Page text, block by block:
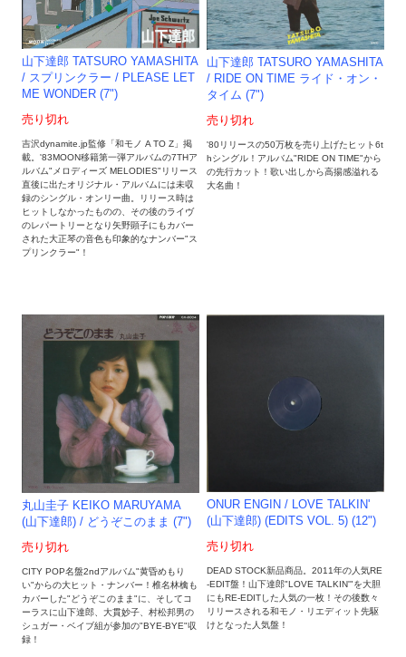
山下達郎 TATSURO YAMASHITA
/ スプリンクラー / PLEASE LET
ME WONDER (7")
売り切れ
吉沢dynamite.jp監修「和モノ A TO Z」掲
載。'83MOON移籍第一弾アルバムの7THア
ルバム"メロディーズ MELODIES"リリース
直後に出たオリジナル・アルバムには未収
録のシングル・オンリー曲。リリース時は
ヒットしなかったものの、その後のライヴ
のレパートリーとなり矢野顕子にもカバー
された大正琴の音色も印象的なナンバー"ス
プリンクラー"！
山下達郎 TATSURO YAMASHITA
/ RIDE ON TIME ライド・オン・
タイム (7")
売り切れ
'80リリースの50万枚を売り上げたヒット6t
hシングル！アルバム"RIDE ON TIME"から
の先行カット！歌い出しから高揚感溢れる
大名曲！
丸山圭子 KEIKO MARUYAMA
(山下達郎) / どうぞこのまま (7")
売り切れ
CITY POP名盤2ndアルバム"黄昏めもり
い"からの大ヒット・ナンバー！椎名林檎も
カバーした"どうぞこのまま"に、そしてコ
ーラスに山下達郎、大貫妙子、村松邦男の
シュガー・ベイブ組が参加の"BYE-BYE"収
録！
ONUR ENGIN / LOVE TALKIN'
(山下達郎) (EDITS VOL. 5) (12")
売り切れ
DEAD STOCK新品商品。2011年の人気RE
-EDIT盤！山下達郎"LOVE TALKIN'"を大胆
にもRE-EDITした人気の一枚！その後数々
リリースされる和モノ・リエディット先駆
けとなった人気盤！